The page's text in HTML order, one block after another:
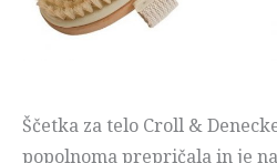
Ščetka za telo Croll &
popolnoma prepričala in je